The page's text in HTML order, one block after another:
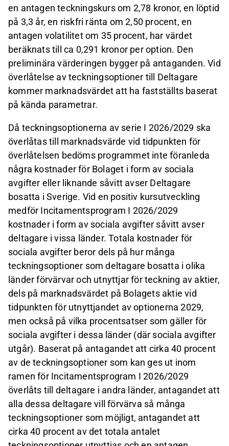
en antagen teckningskurs om 2,78 kronor, en löptid
på 3,3 år, en riskfri ränta om 2,50 procent, en
antagen volatilitet om 35 procent, har värdet
beräknats till ca 0,291 kronor per option. Den
preliminära värderingen bygger på antaganden. Vid
överlåtelse av teckningsoptioner till Deltagare
kommer marknadsvärdet att ha fastställts baserat
på kända parametrar.
Då teckningsoptionerna av serie I 2026/2029 ska
överlåtas till marknadsvärde vid tidpunkten för
överlåtelsen bedöms programmet inte föranleda
några kostnader för Bolaget i form av sociala
avgifter eller liknande såvitt avser Deltagare
bosatta i Sverige. Vid en positiv kursutveckling
medför Incitamentsprogram I 2026/2029
kostnader i form av sociala avgifter såvitt avser
deltagare i vissa länder. Totala kostnader för
sociala avgifter beror dels på hur många
teckningsoptioner som deltagare bosatta i olika
länder förvärvar och utnyttjar för teckning av aktier,
dels på marknadsvärdet på Bolagets aktie vid
tidpunkten för utnyttjandet av optionerna 2029,
men också på vilka procentsatser som gäller för
sociala avgifter i dessa länder (där sociala avgifter
utgår). Baserat på antagandet att cirka 40 procent
av de teckningsoptioner som kan ges ut inom
ramen för Incitamentsprogram I 2026/2029
överlåts till deltagare i andra länder, antagandet att
alla dessa deltagare vill förvärva så många
teckningsoptioner som möjligt, antagandet att
cirka 40 procent av det totala antalet